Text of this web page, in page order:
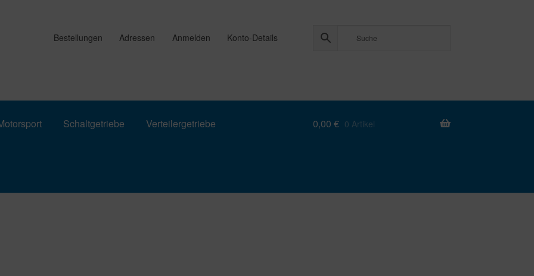
Bestellungen Adressen Anmelden Konto-Details
Schaltgetriebe Verteilergetriebe 0,00 € 0 Artikel